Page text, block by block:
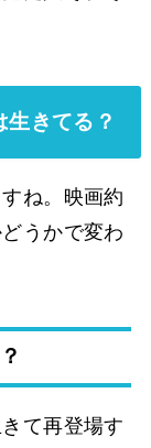
きてる？
ね。映画約
うかで変わ
て再登場す